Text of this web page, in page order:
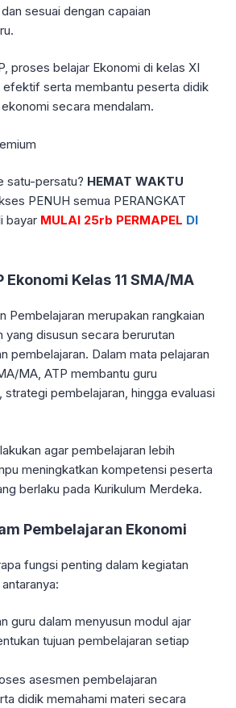
sesuai dengan capaian
proses belajar Ekonomi di kelas XI
efektif serta membantu peserta didik
secara mendalam.
satu-persatu? HEMAT WAKTU
PENUH semua PERANGKAT
bayar MULAI 25rb PERMAPEL DI
Ekonomi Kelas 11 SMA/MA
Pembelajaran merupakan rangkaian
yang disusun secara berurutan
pembelajaran. Dalam mata pelajaran
MA, ATP membantu guru
strategi pembelajaran, hingga evaluasi
agar pembelajaran lebih
meningkatkan kompetensi peserta
berlaku pada Kurikulum Merdeka.
Pembelajaran Ekonomi
fungsi penting dalam kegiatan
guru dalam menyusun modul ajar
tujuan pembelajaran setiap
asesmen pembelajaran
didik memahami materi secara